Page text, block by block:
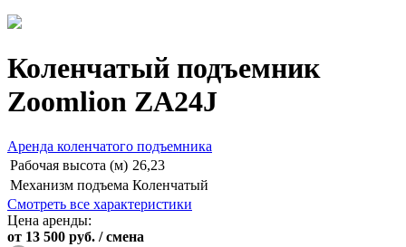
Коленчатый подъемник
Zoomlion ZA24J
Аренда коленчатого подъемника
Рабочая высота (м) 26,23
Механизм подъема Коленчатый
Смотреть все характеристики
Цена аренды:
от 13 500 руб. / смена